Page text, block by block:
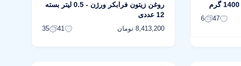
47
6
روغن زیتون فرابکر ورژن - 0.5 لیتر بسته
12 عددی
8,413,200 تومان 41
35